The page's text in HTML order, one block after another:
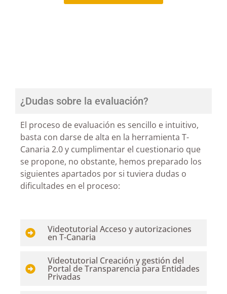
¿Dudas sobre la evaluación?
El proceso de evaluación es sencillo e intuitivo,
basta con darse de alta en la herramienta T-
Canaria 2.0 y cumplimentar el cuestionario que
se propone, no obstante, hemos preparado los
siguientes apartados por si tuviera dudas o
dificultades en el proceso:
Videotutorial Acceso y autorizaciones
en T-Canaria
Videotutorial Creación y gestión del
Portal de Transparencia para Entidades
Privadas